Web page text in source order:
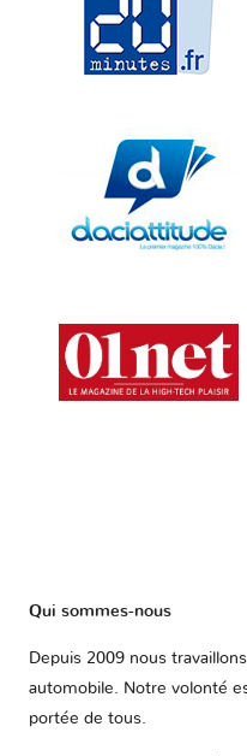
Qui sommes-nous
Depuis 2009 nous
automobile. Notre volonté
portée de tous.